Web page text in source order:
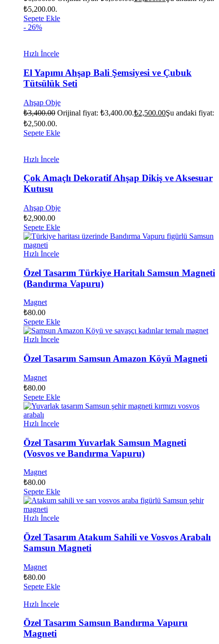
₺5,200.00.
Sepete Ekle
- 26%
Hızlı İncele
El Yapımı Ahşap Bali Şemsiyesi ve Çubuk
Tütsülük Seti
Ahşap Obje
₺3,400.00 Orijinal fiyat: ₺3,400.00.₺2,500.00Şu andaki fiyat:
₺2,500.00.
Sepete Ekle
Hızlı İncele
Çok Amaçlı Dekoratif Ahşap Dikiş ve Aksesuar
Kutusu
Ahşap Obje
₺2,900.00
Sepete Ekle
Hızlı İncele
Özel Tasarım Türkiye Haritalı Samsun Magneti
(Bandırma Vapuru)
Magnet
₺80.00
Sepete Ekle
Hızlı İncele
Özel Tasarım Samsun Amazon Köyü Magneti
Magnet
₺80.00
Sepete Ekle
Hızlı İncele
Özel Tasarım Yuvarlak Samsun Magneti
(Vosvos ve Bandırma Vapuru)
Magnet
₺80.00
Sepete Ekle
Hızlı İncele
Özel Tasarım Atakum Sahili ve Vosvos Arabalı
Samsun Magneti
Magnet
₺80.00
Sepete Ekle
Hızlı İncele
Özel Tasarım Samsun Bandırma Vapuru
Magneti